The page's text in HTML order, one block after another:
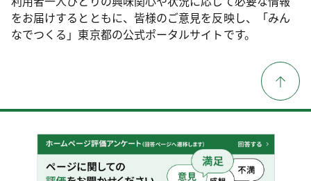
をお届けするとともに、皆様のご意見を反映し、「みん
なでつくる」東京都の公式ポータルサイトです。